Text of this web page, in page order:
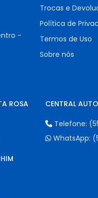
-
Trocas e
Política de
Termos de Uso
Sobre nós
ROSA
CENTRAL
Telefone:
WhatsApp: